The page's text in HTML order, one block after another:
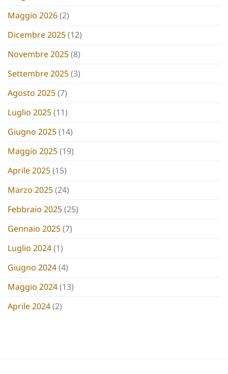
Maggio 2026(2)
Dicembre 2025(12)
Novembre 2025(8)
Settembre 2025(3)
Agosto 2025(7)
Luglio 2025(11)
Giugno 2025(14)
Maggio 2025(19)
Aprile 2025(15)
Marzo 2025(24)
Febbraio 2025(25)
Gennaio 2025(7)
Luglio 2024(1)
Giugno 2024(4)
Maggio 2024(13)
Aprile 2024(2)